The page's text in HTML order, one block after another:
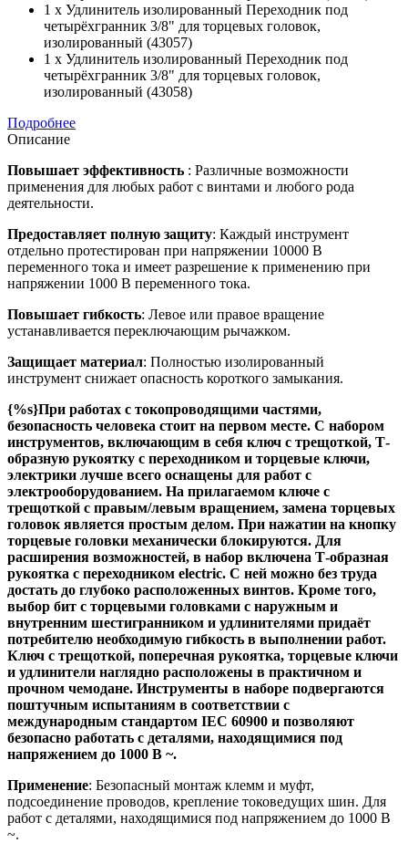
1 x Удлинитель изолированный Переходник под
четырёхгранник 3/8" для торцевых головок,
изолированный (43057)
1 x Удлинитель изолированный Переходник под
четырёхгранник 3/8" для торцевых головок,
изолированный (43058)
Подробнее
Описание
Повышает эффективность : Различные возможности
применения для любых работ с винтами и любого рода
деятельности.
Предоставляет полную защиту: Каждый инструмент
отдельно протестирован при напряжении 10000 В
переменного тока и имеет разрешение к применению при
напряжении 1000 В переменного тока.
Повышает гибкость: Левое или правое вращение
устанавливается переключающим рычажком.
Защищает материал: Полностью изолированный
инструмент снижает опасность короткого замыкания.
{%s}При работах с токопроводящими частями,
безопасность человека стоит на первом месте. С набором
инструментов, включающим в себя ключ с трещоткой, Т-
образную рукоятку с переходником и торцевые ключи,
электрики лучше всего оснащены для работ с
электрооборудованием. На прилагаемом ключе с
трещоткой с правым/левым вращением, замена торцевых
головок является простым делом. При нажатии на кнопку
торцевые головки механически блокируются. Для
расширения возможностей, в набор включена Т-образная
рукоятка с переходником electric. С ней можно без труда
достать до глубоко расположенных винтов. Кроме того,
выбор бит с торцевыми головками с наружным и
внутренним шестигранником и удлинителями придаёт
потребителю необходимую гибкость в выполнении работ.
Ключ с трещоткой, поперечная рукоятка, торцевые ключи
и удлинители наглядно расположены в практичном и
прочном чемодане. Инструменты в наборе подвергаются
поштучным испытаниям в соответствии с
международным стандартом IEC 60900 и позволяют
безопасно работать с деталями, находящимися под
напряжением до 1000 В ~.
Применение: Безопасный монтаж клемм и муфт,
подсоединение проводов, крепление токоведущих шин. Для
работ с деталями, находящимися под напряжением до 1000 В
~.